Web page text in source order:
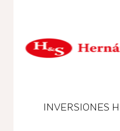
INVERSIONES